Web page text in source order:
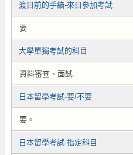
渡日前的手續-來日參加考試
要
大學單獨考試的科目
資料審查、面試
日本留學考試-要/不要
要。
日本留學考試-指定科目